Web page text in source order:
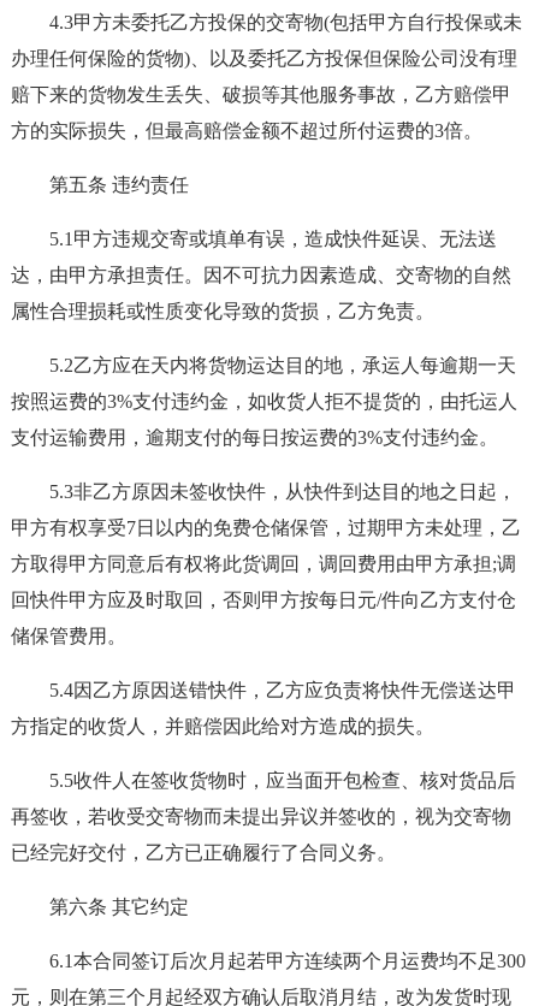
4.3甲方未委托乙方投保的交寄物(包括甲方自行投保或未
办理任何保险的货物)、以及委托乙方投保但保险公司没有理
赔下来的货物发生丢失、破损等其他服务事故，乙方赔偿甲
方的实际损失，但最高赔偿金额不超过所付运费的3倍。
第五条 违约责任
5.1甲方违规交寄或填单有误，造成快件延误、无法送
达，由甲方承担责任。因不可抗力因素造成、交寄物的自然
属性合理损耗或性质变化导致的货损，乙方免责。
5.2乙方应在天内将货物运达目的地，承运人每逾期一天
按照运费的3%支付违约金，如收货人拒不提货的，由托运人
支付运输费用，逾期支付的每日按运费的3%支付违约金。
5.3非乙方原因未签收快件，从快件到达目的地之日起，
甲方有权享受7日以内的免费仓储保管，过期甲方未处理，乙
方取得甲方同意后有权将此货调回，调回费用由甲方承担;调
回快件甲方应及时取回，否则甲方按每日元/件向乙方支付仓
储保管费用。
5.4因乙方原因送错快件，乙方应负责将快件无偿送达甲
方指定的收货人，并赔偿因此给对方造成的损失。
5.5收件人在签收货物时，应当面开包检查、核对货品后
再签收，若收受交寄物而未提出异议并签收的，视为交寄物
已经完好交付，乙方已正确履行了合同义务。
第六条 其它约定
6.1本合同签订后次月起若甲方连续两个月运费均不足300
元，则在第三个月起经双方确认后取消月结，改为发货时现